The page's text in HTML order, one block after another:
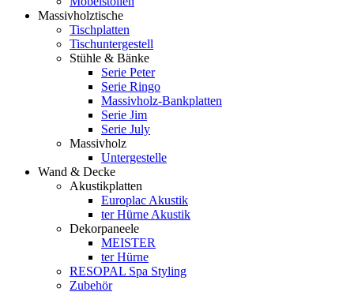
Massivholztische
Tischplatten
Tischuntergestell
Stühle & Bänke
Serie Peter
Serie Ringo
Massivholz-Bankplatten
Serie Jim
Serie July
Massivholz
Untergestelle
Wand & Decke
Akustikplatten
Europlac Akustik
ter Hürne Akustik
Dekorpaneele
MEISTER
ter Hürne
RESOPAL Spa Styling
Zubehör